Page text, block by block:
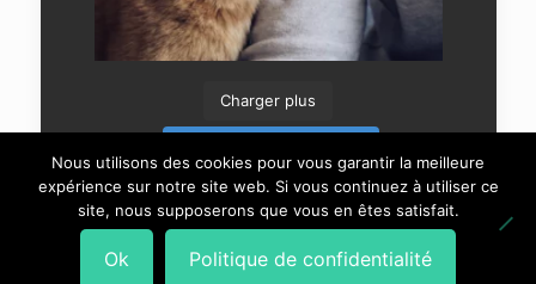
Charger plus
Nous utilisons des cookies pour vous garantir la meilleure
expérience sur notre site web. Si vous continuez à utiliser ce
site, nous supposerons que vous en êtes satisfait.
Ok Politique de confidentialité